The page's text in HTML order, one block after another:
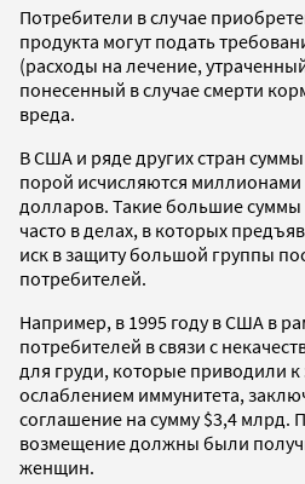
Потребители в случае
продукта могут подать
(расходы на лечение,
понесенный в случае смерти
вреда.
В США и ряде других стран
порой исчисляются
долларов. Такие большие
часто в делах, в которых
иск в защиту большой группы
потребителей.
Например, в 1995 году в США в
потребителей в связи с
для груди, которые приводили к
ослаблением иммунитета,
соглашение на сумму $3,4 млрд.
возмещение должны были
женщин.